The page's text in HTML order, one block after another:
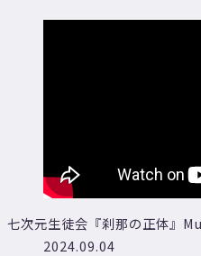
七次元生徒会『刹那の正体』
2024.09.04